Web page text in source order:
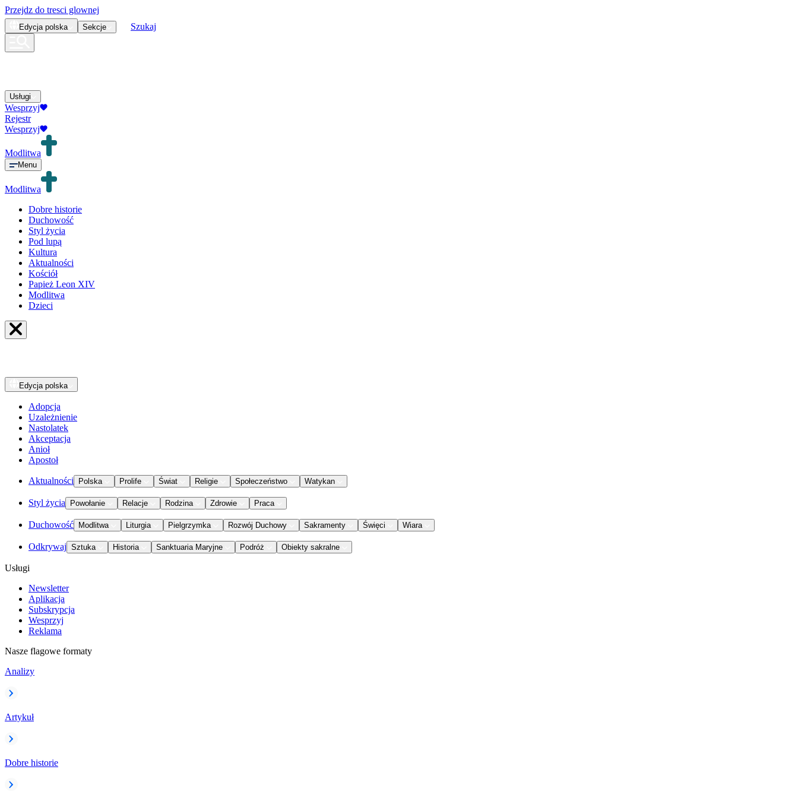
Przejdz do tresci glownej
Edycja polska Sekcje Szukaj
Usługi
Wesprzyj
Rejestr
Wesprzyj
Modlitwa
Menu
Modlitwa
Dobre historie
Duchowość
Styl życia
Pod lupą
Kultura
Aktualności
Kościół
Papież Leon XIV
Modlitwa
Dzieci
Edycja polska
Adopcja
Uzależnienie
Nastolatek
Akceptacja
Anioł
Apostoł
Aktualności Polska Prolife Świat Religie Społeczeństwo Watykan
Styl życia Powołanie Relacje Rodzina Zdrowie Praca
Duchowość Modlitwa Liturgia Pielgrzymka Rozwój Duchowy Sakramenty Święci Wiara
Odkrywaj Sztuka Historia Sanktuaria Maryjne Podróż Obiekty sakralne
Usługi
Newsletter
Aplikacja
Subskrypcja
Wesprzyj
Reklama
Nasze flagowe formaty
Analizy
Artykuł
Dobre historie